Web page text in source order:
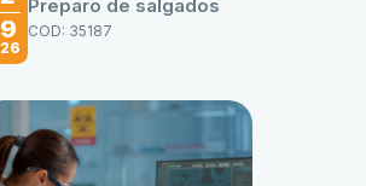
Preparo de salgados
COD: 35187